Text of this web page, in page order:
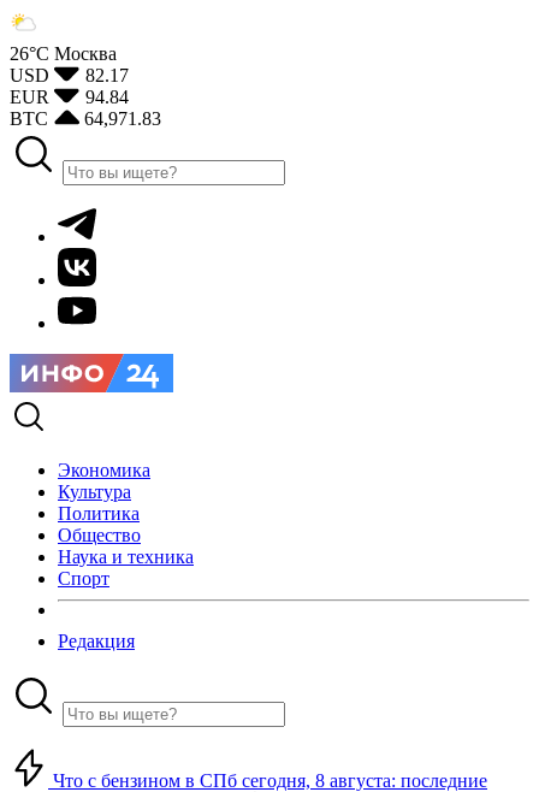
26°С Москва
USD
82.17
EUR
94.84
BTC
64,971.83
Экономика
Культура
Политика
Общество
Наука и техника
Спорт
Редакция
Что с бензином в СПб сегодня, 8 августа: последние